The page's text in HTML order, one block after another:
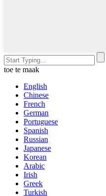
toe te maak
English
Chinese
French
German
Portuguese
Spanish
Russian
Japanese
Korean
Arabic
Irish
Greek
Turkish